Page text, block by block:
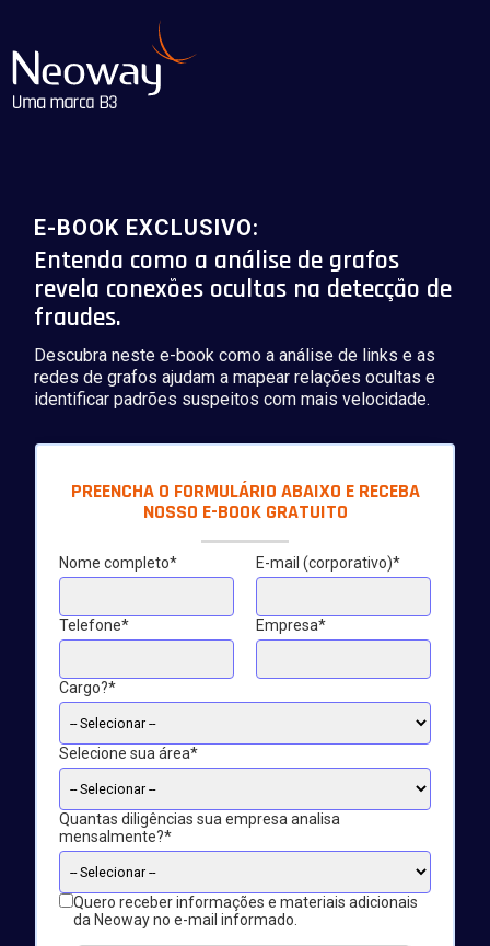
E-BOOK EXCLUSIVO:
Entenda como a análise de grafos
revela conexões ocultas na detecção de
fraudes.
Descubra neste e-book como a análise de links e as
redes de grafos ajudam a mapear relações ocultas e
identificar padrões suspeitos com mais velocidade.
PREENCHA O FORMULÁRIO ABAIXO E RECEBA
NOSSO E-BOOK GRATUITO
Nome completo* E-mail (corporativo)*
Telefone* Empresa*
Cargo?*
Selecione sua área*
Quantas diligências sua empresa analisa
mensalmente?*
Quero receber informações e materiais adicionais
da Neoway no e-mail informado.